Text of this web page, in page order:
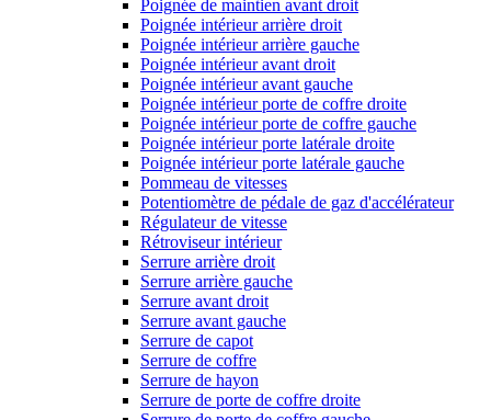
Poignée de maintien avant droit
Poignée intérieur arrière droit
Poignée intérieur arrière gauche
Poignée intérieur avant droit
Poignée intérieur avant gauche
Poignée intérieur porte de coffre droite
Poignée intérieur porte de coffre gauche
Poignée intérieur porte latérale droite
Poignée intérieur porte latérale gauche
Pommeau de vitesses
Potentiomètre de pédale de gaz d'accélérateur
Régulateur de vitesse
Rétroviseur intérieur
Serrure arrière droit
Serrure arrière gauche
Serrure avant droit
Serrure avant gauche
Serrure de capot
Serrure de coffre
Serrure de hayon
Serrure de porte de coffre droite